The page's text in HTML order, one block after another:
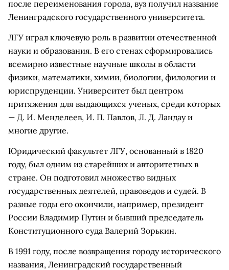
после переименования города, вуз получил название
Ленинградского государственного университета.
ЛГУ играл ключевую роль в развитии отечественной
науки и образования. В его стенах сформировались
всемирно известные научные школы в области
физики, математики, химии, биологии, филологии и
юриспруденции. Университет был центром
притяжения для выдающихся ученых, среди которых
— Д. И. Менделеев, И. П. Павлов, Л. Д. Ландау и
многие другие.
Юридический факультет ЛГУ, основанный в 1820
году, был одним из старейших и авторитетных в
стране. Он подготовил множество видных
государственных деятелей, правоведов и судей. В
разные годы его окончили, например, президент
России Владимир Путин и бывший председатель
Конституционного суда Валерий Зорькин.
В 1991 году, после возвращения городу исторического
названия, Ленинградский государственный